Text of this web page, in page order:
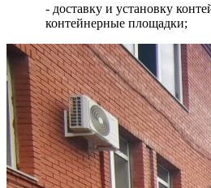
- доставку и установку
контейнерные площадки;